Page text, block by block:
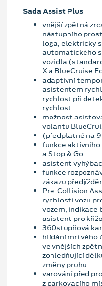
Sada Assist Plus
vnější zpětná
nástupního
loga, elektricky
automatického
vozidla
X a BlueCruise
adaptivní
asistentem
rychlost při
rychlost
možnost
volantu
(předplatné na
funkce aktivního
a Stop & Go
asistent
funkce
zákazu
Pre-Collision
rychlosti vozu
vozem, indikace
asistent pro
360stupňová
hlídání mrtvého
ve vnějších
zohledňující
změny pruhu
varování před
z parkovacího